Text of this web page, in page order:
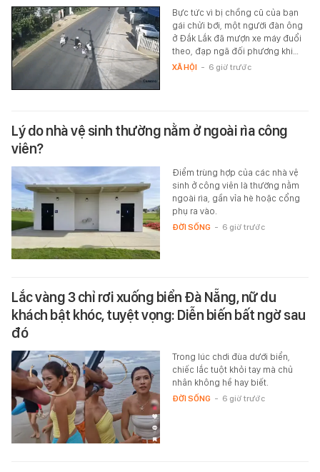
Bực tức vì bị chồng cũ của bạn
gái chửi bới, một người đàn ông
ở Đắk Lắk đã mượn xe máy đuổi
theo, đạp ngã đối phương khi…
XÃ HỘI - 6 giờ trước
Lý do nhà vệ sinh thường nằm ở ngoài rìa công
viên?
Điểm trùng hợp của các nhà vệ
sinh ở công viên là thường nằm
ngoài rìa, gần vỉa hè hoặc cổng
phụ ra vào.
ĐỜI SỐNG - 6 giờ trước
Lắc vàng 3 chỉ rơi xuống biển Đà Nẵng, nữ du
khách bật khóc, tuyệt vọng: Diễn biến bất ngờ sau
đó
Trong lúc chơi đùa dưới biển,
chiếc lắc tuột khỏi tay mà chủ
nhân không hề hay biết.
ĐỜI SỐNG - 6 giờ trước